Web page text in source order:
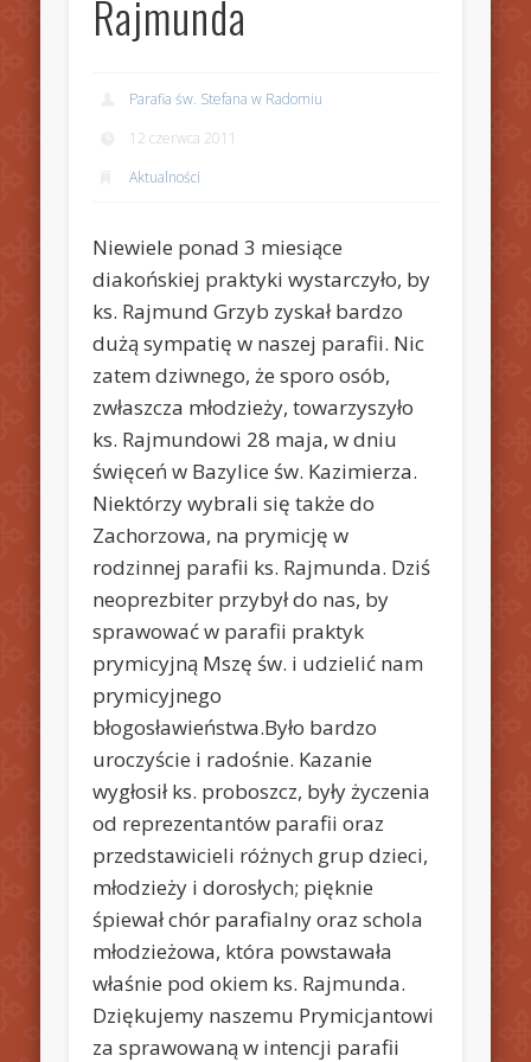
Rajmunda
Parafia św. Stefana w Radomiu
12 czerwca 2011
Aktualności
Niewiele ponad 3 miesiące
diakońskiej praktyki wystarczyło, by
ks. Rajmund Grzyb zyskał bardzo
dużą sympatię w naszej parafii. Nic
zatem dziwnego, że sporo osób,
zwłaszcza młodzieży, towarzyszyło
ks. Rajmundowi 28 maja, w dniu
święceń w Bazylice św. Kazimierza.
Niektórzy wybrali się także do
Zachorzowa, na prymicję w
rodzinnej parafii ks. Rajmunda. Dziś
neoprezbiter przybył do nas, by
sprawować w parafii praktyk
prymicyjną Mszę św. i udzielić nam
prymicyjnego
błogosławieństwa.Było bardzo
uroczyście i radośnie. Kazanie
wygłosił ks. proboszcz, były życzenia
od reprezentantów parafii oraz
przedstawicieli różnych grup dzieci,
młodzieży i dorosłych; pięknie
śpiewał chór parafialny oraz schola
młodzieżowa, która powstawała
właśnie pod okiem ks. Rajmunda.
Dziękujemy naszemu Prymicjantowi
za sprawowaną w intencji parafii